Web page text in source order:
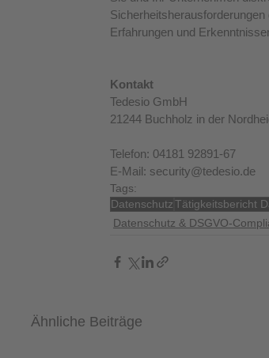
Erfahrungen und
Kontakt
Tedesio GmbH
21244 Buchholz in der
Telefon: 04181 92891-67
E-Mail: security@tedesio.de
Tags:
DatenschutzTätigkeitsbericht
Datenschutz & DSGVO-
Ähnliche Beiträge